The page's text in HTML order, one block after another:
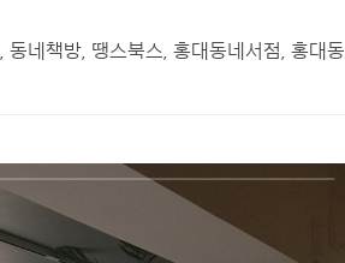
동네책방 땡스북스 홍대동네서점
홍대동